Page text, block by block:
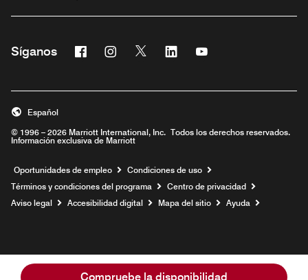
Compruebe la disponibilidad
Síganos Facebook
Abre una ventana nueva
Instagram
Abre una ventana nueva
Twitter
Abre una ventana nueva
Linkedin
Abre una ventana nueva
Abre una ventana
© 1996 – 2026 Marriott International, Inc. Todos los derechos reservados.
Información exclusiva de Marriott
Español
Oportunidades de empleo Abre una ventana nueva
Condiciones de uso
Términos y condiciones del programa
Centro de privacidad
Aviso legal
Accesibilidad digital Mapa del sitio Ayuda